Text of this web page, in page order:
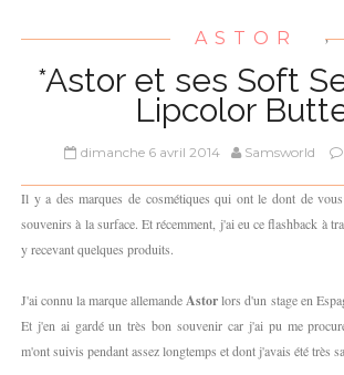
ASTOR ,
*Astor et ses Soft
Lipcolor
dimanche 6 avril 2014 Samsworld
Il y a des marques de cosmétiques qui ont le dont de
souvenirs à la surface. Et récemment, j'ai eu ce flashback à
y recevant quelques produits.
J'ai connu la marque allemande Astorlors d'un stage en
Et j'en ai gardé un très bon souvenir car j'ai pu me
m'ont suivis pendant assez longtemps et dont j'avais été très